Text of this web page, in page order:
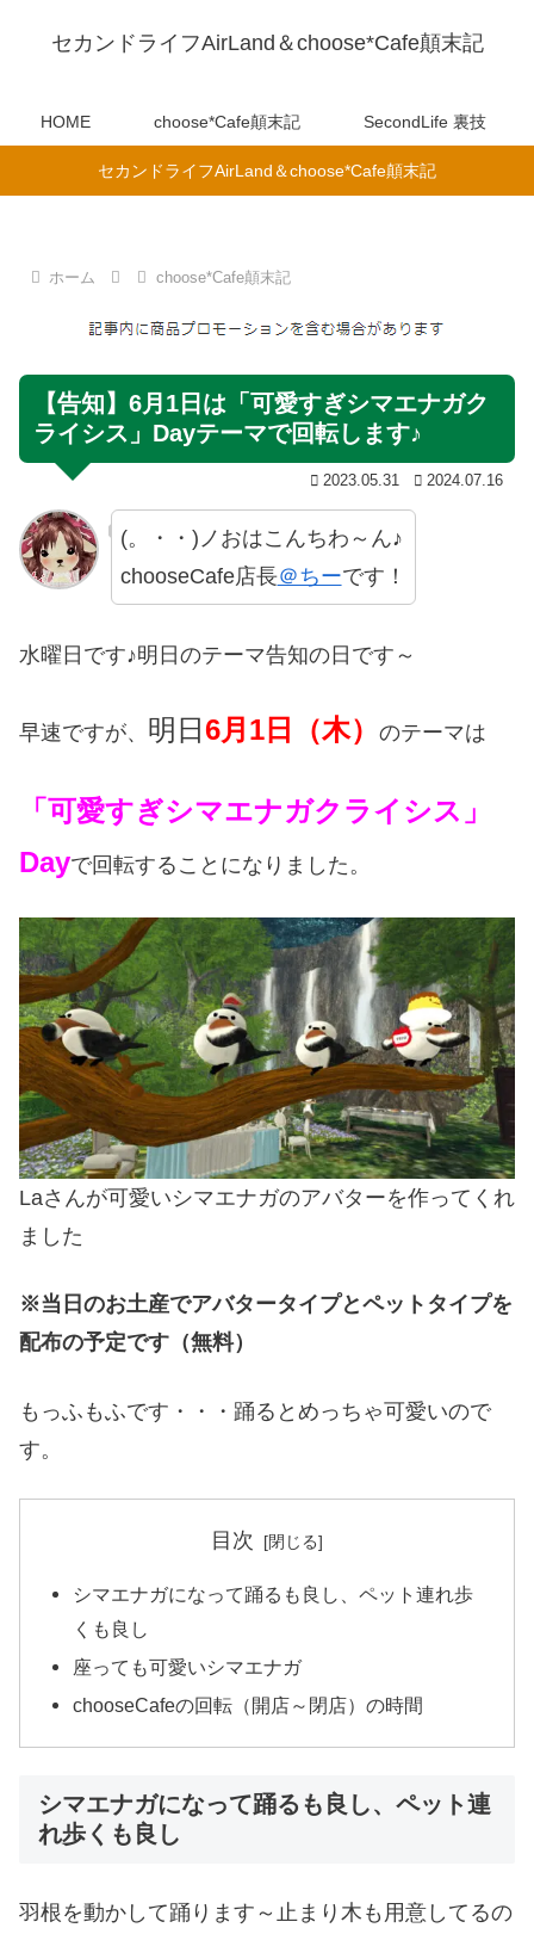
セカンドライフAirLand＆choose*Cafe顛末記
HOME choose*Cafe顛末記 SecondLife 裏技
セカンドライフAirLand＆choose*Cafe顛末記
ホーム choose*Cafe顛末記
【告知】6月1日は「可愛すぎシマエナガク
ライシス」Dayテーマで回転します♪
2023.05.31 2024.07.16
(。・・)ノおはこんちわ～ん♪
chooseCafe店長＠ちーです！
水曜日です♪明日のテーマ告知の日です～
早速ですが、 明日6月1日（木） のテーマは
「可愛すぎシマエナガクライシス」
Dayで回転することになりました。
Laさんが可愛いシマエナガのアバターを作ってくれ
ました
※当日のお土産でアバタータイプとペットタイプを
配布の予定です（無料）
もっふもふです・・・踊るとめっちゃ可愛いので
す。
目次
シマエナガになって踊るも良し、ペット連れ歩
くも良し
座っても可愛いシマエナガ
chooseCafeの回転（開店～閉店）の時間
シマエナガになって踊るも良し、ペット連
れ歩くも良し
羽根を動かして踊ります～止まり木も用意してるの